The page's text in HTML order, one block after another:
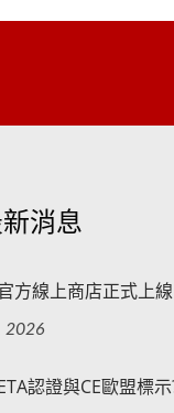
消息
方線上商店正式上線
2026
認證與CE歐盟標